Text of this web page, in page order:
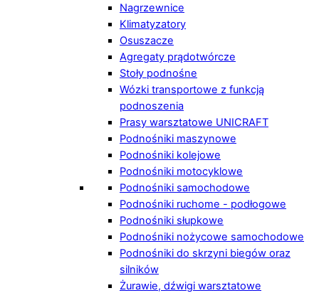
Nagrzewnice
Klimatyzatory
Osuszacze
Agregaty prądotwórcze
Stoły podnośne
Wózki transportowe z funkcją
podnoszenia
Prasy warsztatowe UNICRAFT
Podnośniki maszynowe
Podnośniki kolejowe
Podnośniki motocyklowe
Podnośniki samochodowe
Podnośniki ruchome - podłogowe
Podnośniki słupkowe
Podnośniki nożycowe samochodowe
Podnośniki do skrzyni biegów oraz
silników
Żurawie, dźwigi warsztatowe